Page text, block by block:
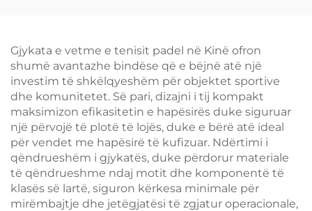
Gjykata e vetme e tenisit padel në Kinë ofron
shumë avantazhe bindëse që e bëjnë atë një
investim të shkëlqyeshëm për objektet sportive
dhe komunitetet. Së pari, dizajni i tij kompakt
maksimizon efikasitetin e hapësirës duke siguruar
një përvojë të plotë të lojës, duke e bërë atë ideal
për vendet me hapësirë të kufizuar. Ndërtimi i
qëndrueshëm i gjykatës, duke përdorur materiale
të qëndrueshme ndaj motit dhe komponentë të
klasës së lartë, siguron kërkesa minimale për
mirëmbajtje dhe jetëgjatësi të zgjatur operacionale,